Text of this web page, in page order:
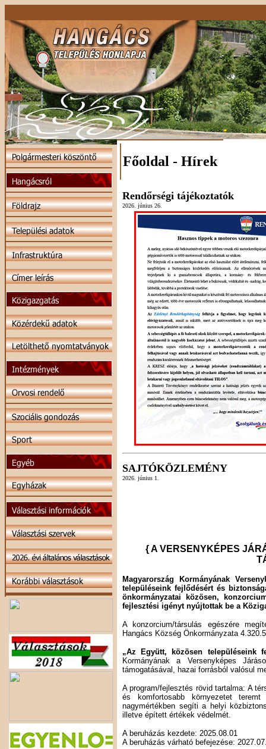
Főoldal - Hírek
Rendőrségi tájékoztatók
2026. június 26.
SAJTÓKÖZLEMÉNY
2026. június 1.
{ A VERSENYKÉPES
Magyarország Kormányának
településeink fejlődésért és
önkormányzatai közösen,
fejlesztési igényt nyújtottak be a
A konzorcium/társulás egészére
Hangács Község Önkormányzata
„Az Együtt, közösen településeink
Kormányának a Versenyképes
támogatásával, hazai forrásból valósul
A program/fejlesztés rövid tartalma: A
és komfortosabb környezetet
nagymértékben segíti a helyi
illetve épített értékek védelmét.
A beruházás kezdete: 2025.08.01
A beruházás várható befejezése: